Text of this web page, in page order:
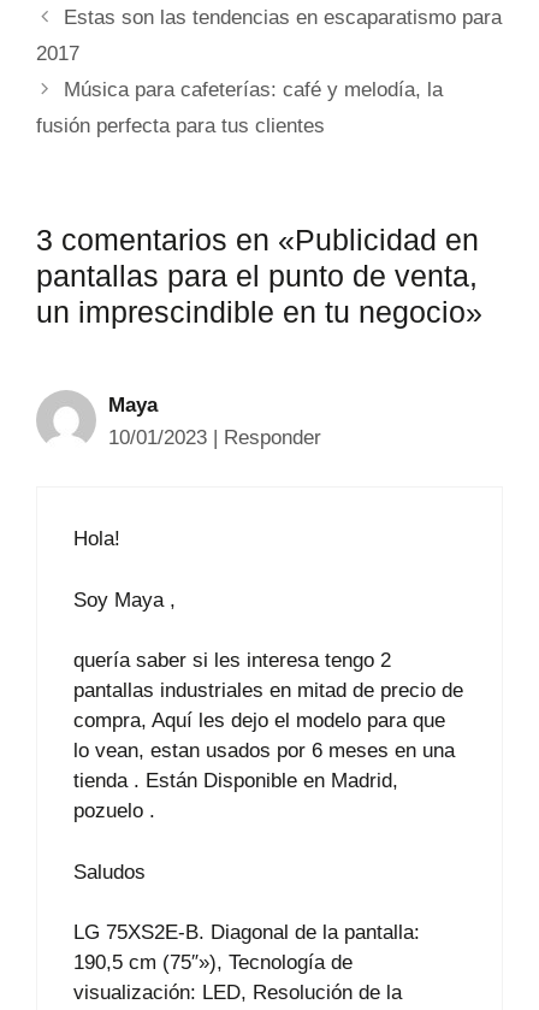
Estas son las tendencias en escaparatismo para
2017
Música para cafeterías: café y melodía, la
fusión perfecta para tus clientes
3 comentarios en «Publicidad en
pantallas para el punto de venta,
un imprescindible en tu negocio»
Maya
10/01/2023 | Responder
Hola!
Soy Maya ,
quería saber si les interesa tengo 2
pantallas industriales en mitad de precio de
compra, Aquí les dejo el modelo para que
lo vean, estan usados por 6 meses en una
tienda . Están Disponible en Madrid,
pozuelo .
Saludos
LG 75XS2E-B. Diagonal de la pantalla:
190,5 cm (75″»), Tecnología de
visualización: LED, Resolución de la